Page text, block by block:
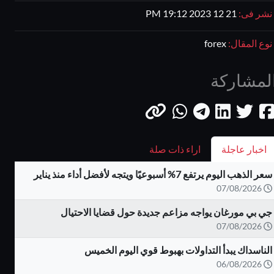
نشر فى:
نوع المقال:
اخبار عاجلة اراء ذات صلة
سعر الذهب اليوم يرتفع 7% أسبوعيًا ويتجه لأفضل أداء منذ يناير
07/08/2026
جي بي مورغان يواجه مزاعم جديدة حول قضايا الاحتيال
07/08/2026
الناسداك يبدأ التداولات بهبوط قوي اليوم الخميس
06/08/2026